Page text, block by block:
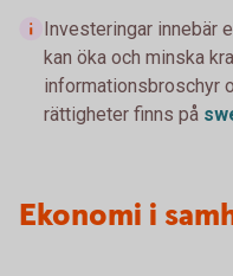
Investeringar innebär
kan öka och minska
informationsbroschyr
rättigheter finns på
Ekonomi i